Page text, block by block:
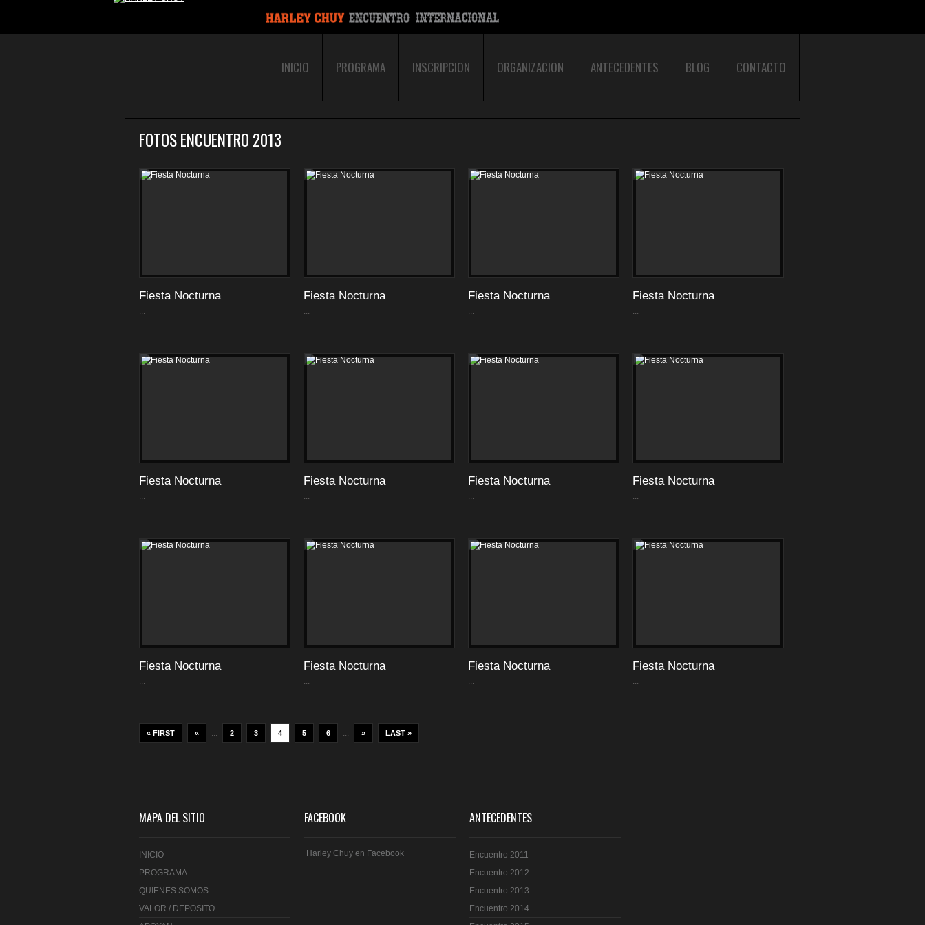
INICIO PROGRAMA INSCRIPCION ORGANIZACION ANTECEDENTES BLOG CONTACTO
FOTOS ENCUENTRO 2013
Fiesta Nocturna
...
Fiesta Nocturna
...
Fiesta Nocturna
...
Fiesta Nocturna
...
Fiesta Nocturna
...
Fiesta Nocturna
...
Fiesta Nocturna
...
Fiesta Nocturna
...
Fiesta Nocturna
...
Fiesta Nocturna
...
Fiesta Nocturna
...
Fiesta Nocturna
...
« FIRST « ... 2 3 4 5 6 ... » LAST »
MAPA DEL SITIO
INICIO
PROGRAMA
QUIENES SOMOS
VALOR / DEPOSITO
FACEBOOK
Harley Chuy en Facebook
ANTECEDENTES
Encuentro 2011
Encuentro 2012
Encuentro 2013
Encuentro 2014